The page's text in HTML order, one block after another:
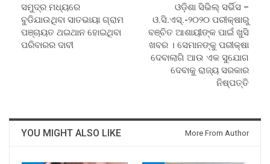
ସମୁଦ୍ର ମଧ୍ୟରେ
ବୁଡିଯାଉଥିବା ସାତଭାୟା ଗ୍ରାମ
ପଞ୍ଚାୟତ ଥଇଥାନ ହୋଇଥିବା
ପରିବାରର ଦାବୀ
ଓଡ଼ିଶା ସିଭିଲ୍‍ ସର୍ଭିସ –
ଓ.ସି.ଏସ୍‍.-୨୦୨୦ ପରୀକ୍ଷାରୁ
ବଞ୍ଚିତ ଆଶାୟୀଙ୍କ ପାଇଁ ଖୁସି
ଖବର । ସେମାନଙ୍କୁ ପରୀକ୍ଷା
ଦେବାଲାଗି ଆଉ ଏକ ସୁଯୋଗ
ଦେବାକୁ ରାଜ୍ୟ ସରକାର
ନିଷ୍ପତ୍ତି
YOU MIGHT ALSO LIKE More From Author